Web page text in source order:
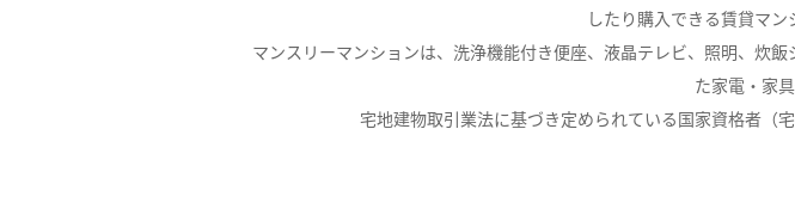
したり購入できる賃貸マン
マンスリーマンションは、洗浄機能付き便座、液晶テレビ、照明、炊
た家電・家
宅地建物取引業法に基づき定められている国家資格者（